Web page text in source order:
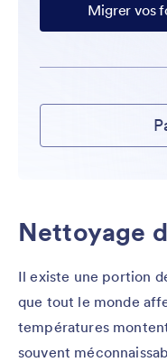
Migrer vos
Nettoyage
Il existe une portion
que tout le monde
températures
souvent